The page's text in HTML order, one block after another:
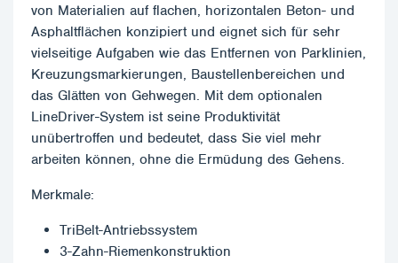
von Materialien auf flachen, horizontalen Beton- und
Asphaltflächen konzipiert und eignet sich für sehr
vielseitige Aufgaben wie das Entfernen von Parklinien,
Kreuzungsmarkierungen, Baustellenbereichen und
das Glätten von Gehwegen. Mit dem optionalen
LineDriver-System ist seine Produktivität
unübertroffen und bedeutet, dass Sie viel mehr
arbeiten können, ohne die Ermüdung des Gehens.
Merkmale:
TriBelt-Antriebssystem
3-Zahn-Riemenkonstruktion